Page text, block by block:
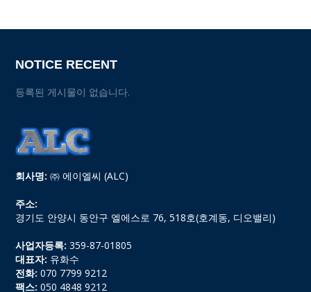
회사명: ㈜ 에이엘씨 (ALC)
주소:
경기도 안양시 동안구 엘에스로 76, 518호(호계동, 디오밸리)
사업자등록: 359-87-01805
대표자: 유화수
전화: 070 7799 9212
팩스: 050 4848 9212
NOTICE RECENT
등록된 게시물이 없습니다.